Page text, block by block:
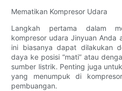
Mematikan Kompresor Udara
Langkah pertama dalam
kompresor udara Jinyuan Anda
ini biasanya dapat dilakukan
daya ke posisi “mati” atau
sumber listrik. Penting juga
yang menumpuk di
pembuangan.